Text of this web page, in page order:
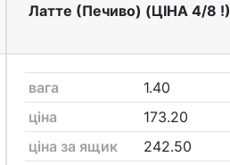
Латте (Печиво) (ЦІНА 4/8 !)
вага
1.40
ціна
173.20
ціна за ящик
242.50